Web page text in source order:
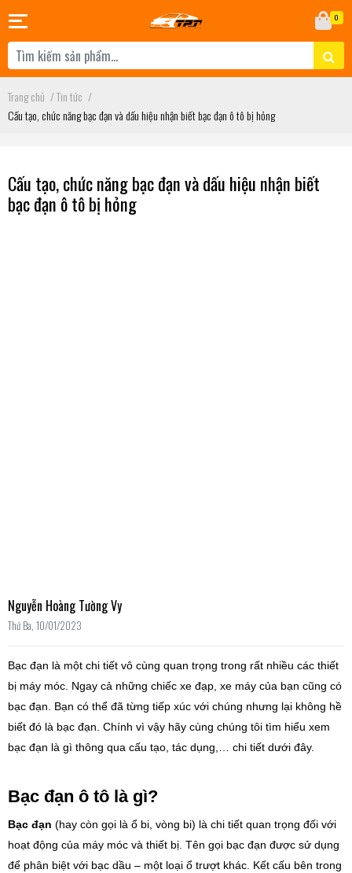
0
Trang chủ /Tin tức /
Cấu tạo, chức năng bạc đạn và dấu hiệu nhận biết bạc đạn ô tô bị hỏng
Cấu tạo, chức năng bạc đạn và dấu hiệu nhận biết
bạc đạn ô tô bị hỏng
Nguyễn Hoàng Tường Vy
Thứ Ba, 10/01/2023
Bạc đạn là một chi tiết vô cùng quan trọng trong rất nhiều các thiết
bị máy móc. Ngay cả những chiếc xe đạp, xe máy của bạn cũng có
bạc đạn. Bạn có thể đã từng tiếp xúc với chúng nhưng lại không hề
biết đó là bạc đạn. Chính vì vậy hãy cùng chúng tôi tìm hiểu xem
bạc đạn là gì thông qua cấu tạo, tác dụng,… chi tiết dưới đây.
Bạc đạn ô tô là gì?
Bạc đạn (hay còn gọi là ổ bi, vòng bi) là chi tiết quan trọng đối với
hoạt động của máy móc và thiết bị. Tên gọi bạc đạn được sử dụng
để phân biệt với bạc dầu – một loại ổ trượt khác. Kết cấu bên trong